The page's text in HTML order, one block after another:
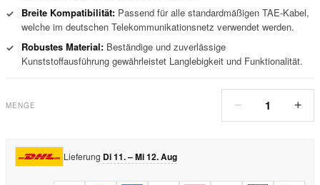
✓
Breite Kompatibilität: Passend für alle standardmäßigen TAE-Kabel,
welche im deutschen Telekommunikationsnetz verwendet werden.
✓
Robustes Material: Beständige und zuverlässige
Kunststoffausführung gewährleistet Langlebigkeit und Funktionalität.
MENGE − 1 +
Lieferung Di 11. – Mi 12. Aug